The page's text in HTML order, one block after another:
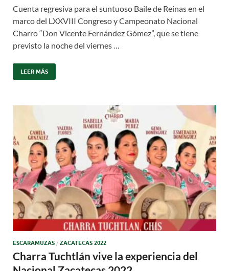
Cuenta regresiva para el suntuoso Baile de Reinas en el
marco del LXXVIII Congreso y Campeonato Nacional
Charro “Don Vicente Fernández Gómez”, que se tiene
previsto la noche del viernes …
LEER MÁS
ESCARAMUZAS / ZACATECAS 2022
Charra Tuchtlán vive la experiencia del